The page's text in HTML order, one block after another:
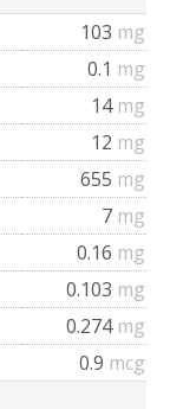
103 mg
0.1 mg
14 mg
12 mg
655 mg
7 mg
0.16 mg
0.103 mg
0.274 mg
0.9 mcg